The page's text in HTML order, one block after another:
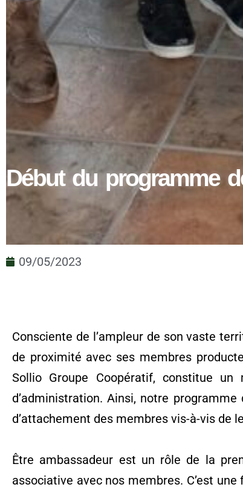
09/05/2023
Début du programme
Consciente de l’ampleur de son vaste
de proximité avec ses membres
Sollio Groupe Coopératif, constitue
d’administration. Ainsi, notre
d’attachement des membres vis-à-vis de
Être ambassadeur est un rôle de la
associative avec nos membres. C’est